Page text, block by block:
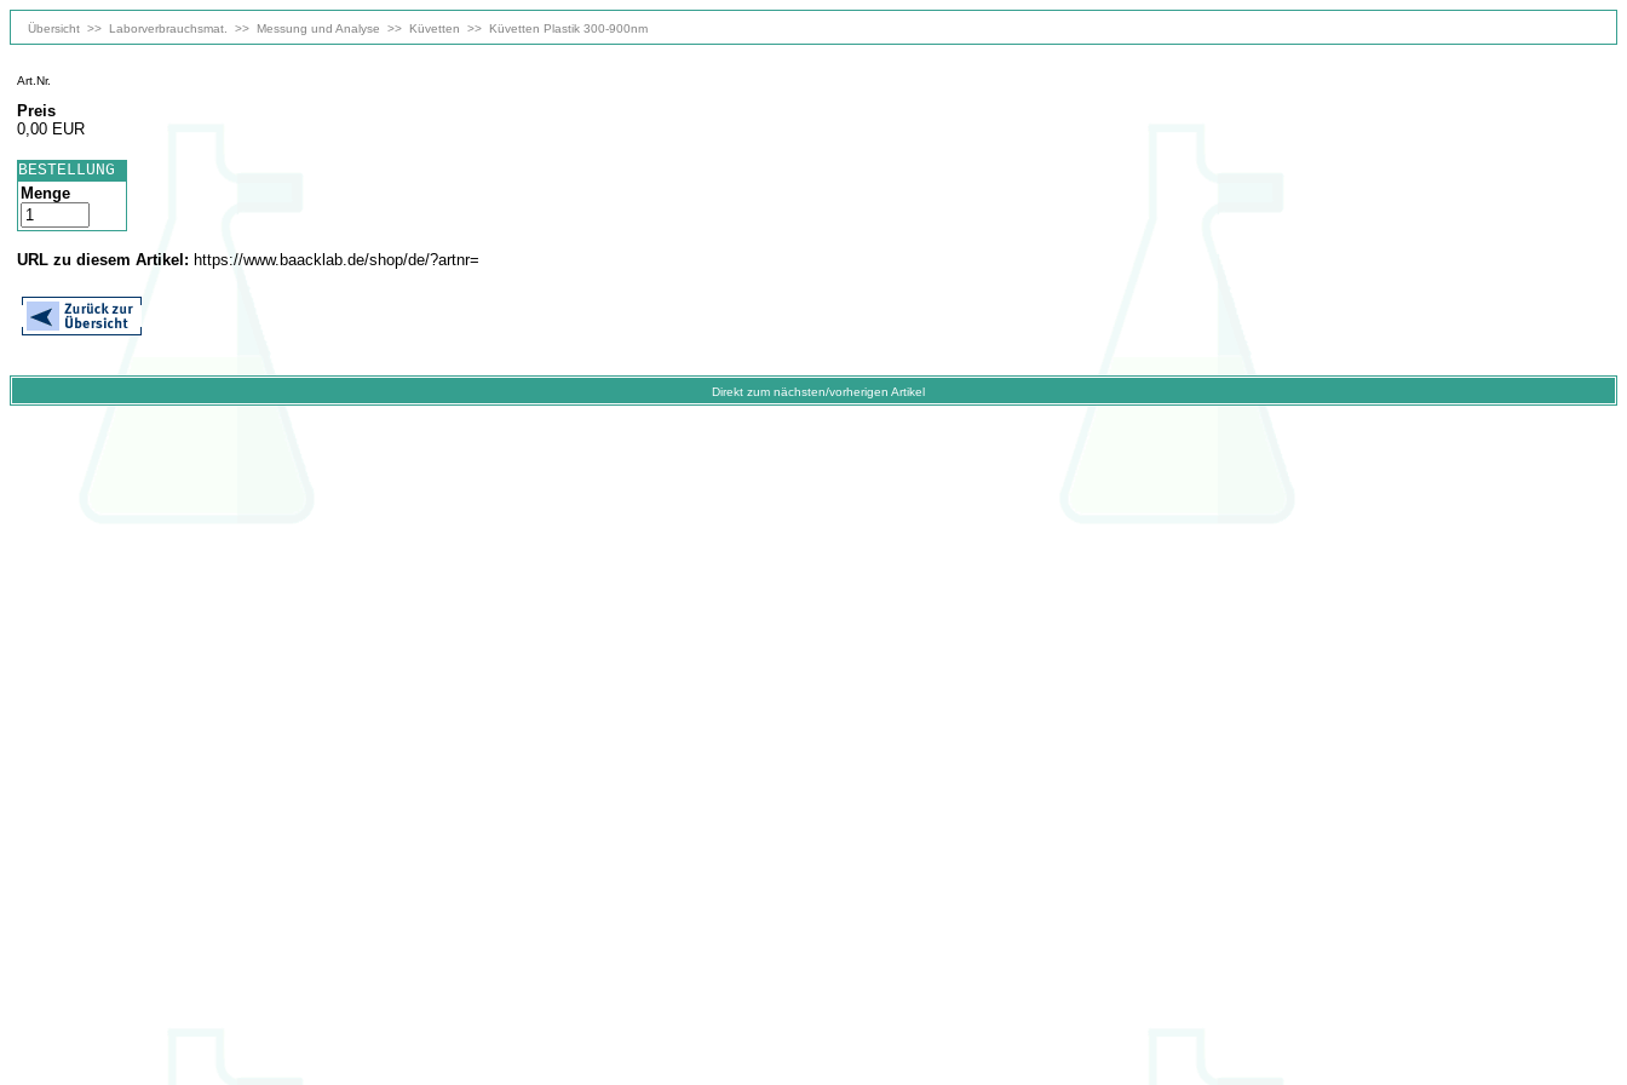
Übersicht >> Laborverbrauchsmat. >> Messung und Analyse >> Küvetten >> Küvetten Plastik 300-900nm
Art.Nr.
Preis
0,00 EUR
BESTELLUNG
Menge
URL zu diesem Artikel: https://www.baacklab.de/shop/de/?artnr=
Direkt zum nächsten/vorherigen Artikel